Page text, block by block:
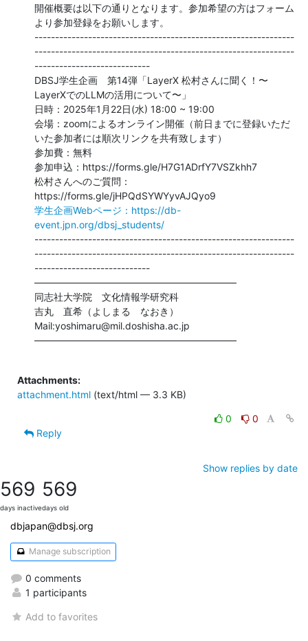
開催概要は以下の通りとなります。参加希望の方はフォーム
より参加登録をお願いします。
---------------------------------------------------------------
---------------------------------------------------------------
----------------------------
DBSJ学生企画　第14弾「LayerX 松村さんに聞く！〜
LayerXでのLLMの活用について〜」
日時：2025年1月22日(水) 18:00 ~ 19:00
会場：zoomによるオンライン開催（前日までに登録いただ
いた参加者には順次リンクを共有致します）
参加費：無料
参加申込：https://forms.gle/H7G1ADrfY7VSZkhh7
松村さんへのご質問：
学生企画Webページ：https://db-
event.jpn.org/dbsj_students/
---------------------------------------------------------------
---------------------------------------------------------------
----------------------------
—————————————————————
同志社大学院　文化情報学研究科
吉丸　直希（よしまる　なおき）
Mail:yoshimaru@mil.doshisha.ac.jp
—————————————————————
Attachments:
attachment.html (text/html — 3.3 KB)
0
0
Reply
Show replies by date
569
days inactive
569
days old
dbjapan@dbsj.org
Manage subscription
0 comments
1 participants
Add to favorites